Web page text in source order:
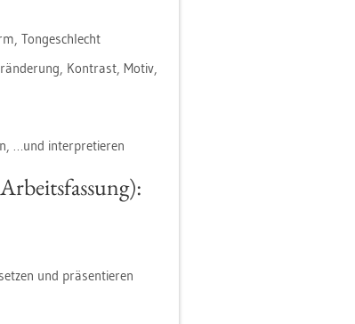
Ton­ge­schlecht
Kon­trast, Motiv,
…und in­ter­pre­tie­ren
und prä­sen­tie­ren